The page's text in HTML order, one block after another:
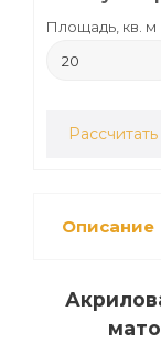
Площадь, кв. м
Рассчитать
Описание